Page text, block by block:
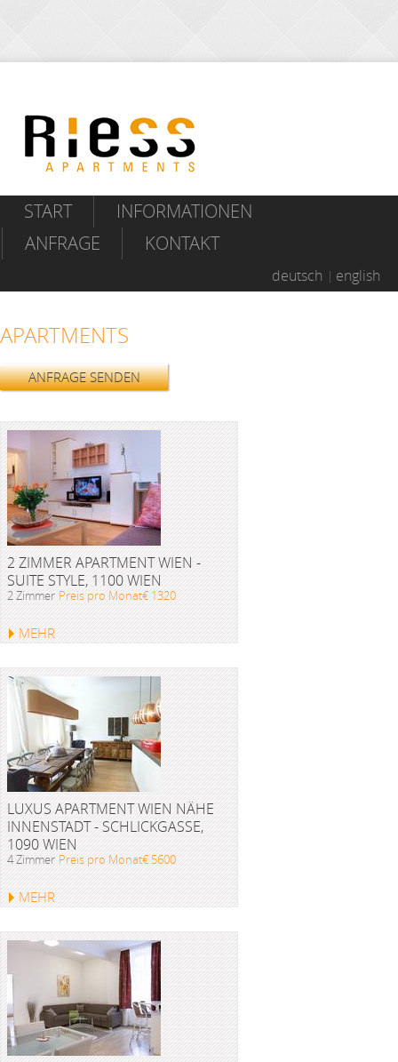
START
INFORMATIONEN
ANFRAGE
KONTAKT
deutsch english
APARTMENTS
ANFRAGE SENDEN
2 ZIMMER APARTMENT WIEN -
SUITE STYLE, 1100 WIEN
2 Zimmer Preis pro Monat€ 1320
MEHR
LUXUS APARTMENT WIEN NÄHE
INNENSTADT - SCHLICKGASSE,
1090 WIEN
4 Zimmer Preis pro Monat€ 5600
MEHR